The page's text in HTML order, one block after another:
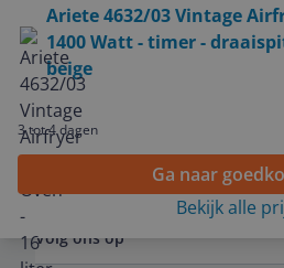
Ariete 4632/03 Vintage
1400 Watt - timer -
beige
3 tot 4 dagen
Ga naar
Bekijk alle
Service
Algemeen
Volg ons op